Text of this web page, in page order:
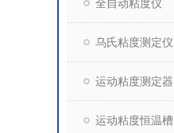
全自动粘度仪
乌氏粘度测定仪
运动粘度测定器
运动粘度恒温槽